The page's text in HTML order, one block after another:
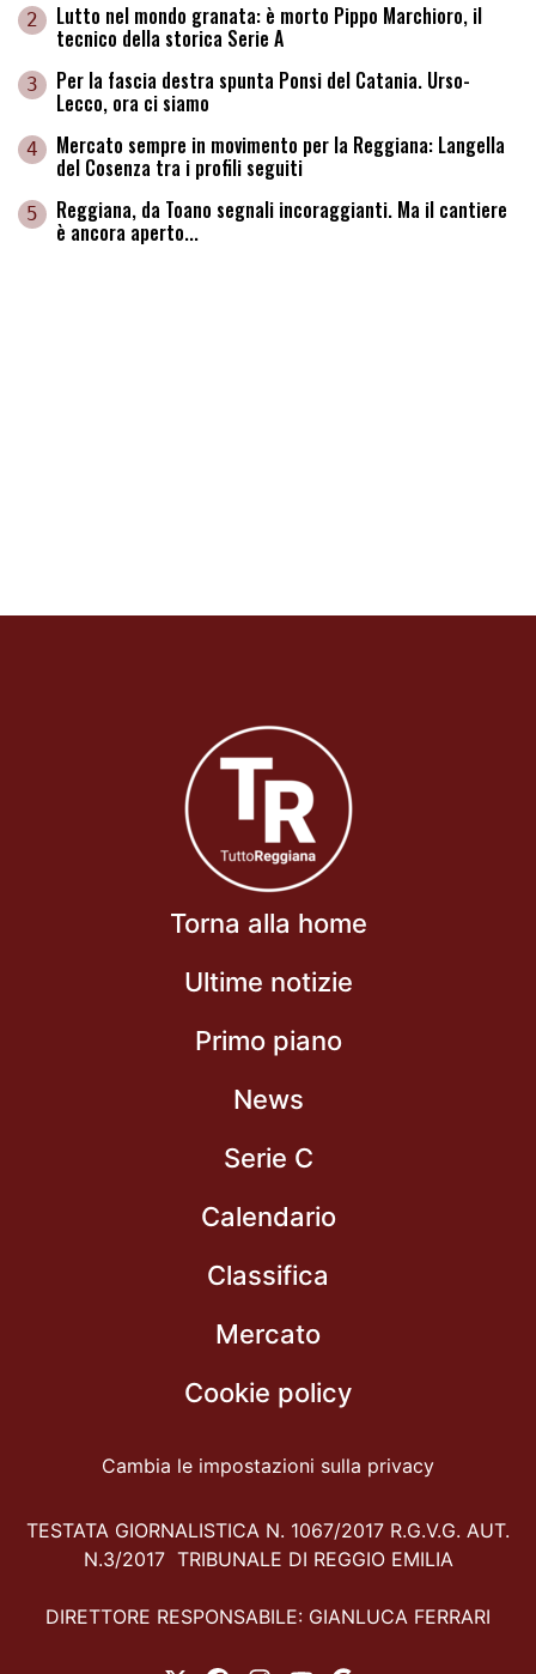
2 Lutto nel mondo granata: è morto Pippo Marchioro, il
tecnico della storica Serie A
3 Per la fascia destra spunta Ponsi del Catania. Urso-
Lecco, ora ci siamo
4 Mercato sempre in movimento per la Reggiana: Langella
del Cosenza tra i profili seguiti
5 Reggiana, da Toano segnali incoraggianti. Ma il cantiere
è ancora aperto...
Torna alla home
Ultime notizie
Primo piano
News
Serie C
Calendario
Classifica
Mercato
Cookie policy
Cambia le impostazioni sulla privacy
TESTATA GIORNALISTICA N. 1067/2017 R.G.V.G. AUT.
N.3/2017 TRIBUNALE DI REGGIO EMILIA
DIRETTORE RESPONSABILE: GIANLUCA FERRARI